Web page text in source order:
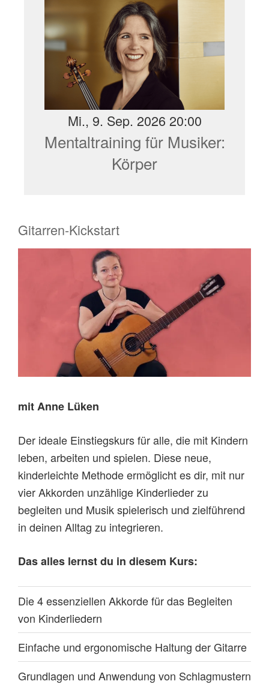
Mi., 9. Sep. 2026 20:00
Mentaltraining für Musiker:
Körper
Gitarren-Kickstart
mit Anne Lüken
Der ideale Einstiegskurs für alle, die mit Kindern
leben, arbeiten und spielen. Diese neue,
kinderleichte Methode ermöglicht es dir, mit nur
vier Akkorden unzählige Kinderlieder zu
begleiten und Musik spielerisch und zielführend
in deinen Alltag zu integrieren.
Das alles lernst du in diesem Kurs:
Die 4 essenziellen Akkorde für das Begleiten
von Kinderliedern
Einfache und ergonomische Haltung der Gitarre
Grundlagen und Anwendung von Schlagmustern